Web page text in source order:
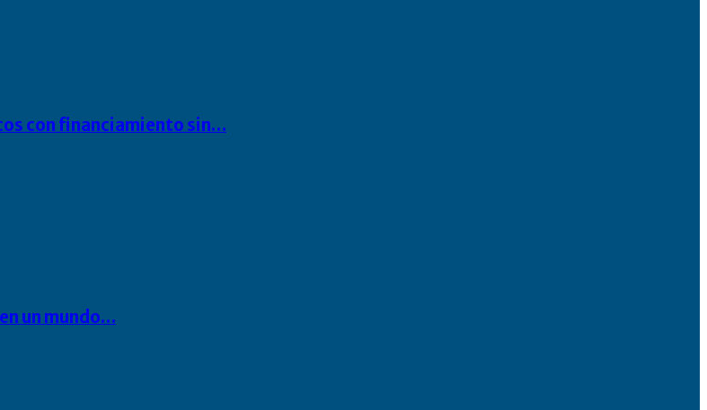
con financiamiento sin…
un mundo…